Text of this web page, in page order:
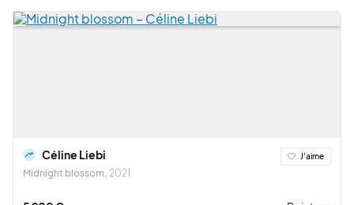
Céline Liebi
Midnight blossom 2021
J'aime